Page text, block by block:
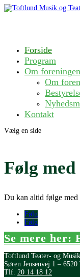
Forside
Program
Om foreningen
Om
Kontakt
Vælg en side
Følg
Du kan altid følge med
Følg
Følg
Se mere her:
Toftlund Teater- og
Søren Jensenvej 1 –
Tlf. 20 14 18 12